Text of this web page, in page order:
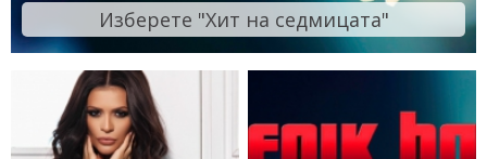
Изберете "Хит на седмицата"